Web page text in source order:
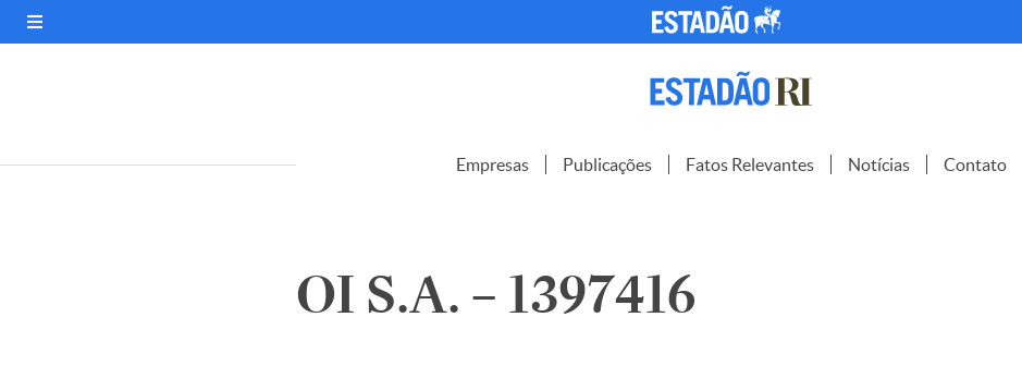
Empresas Publicações Fatos Relevantes Notícias Contato
OI S.A. – 1397416